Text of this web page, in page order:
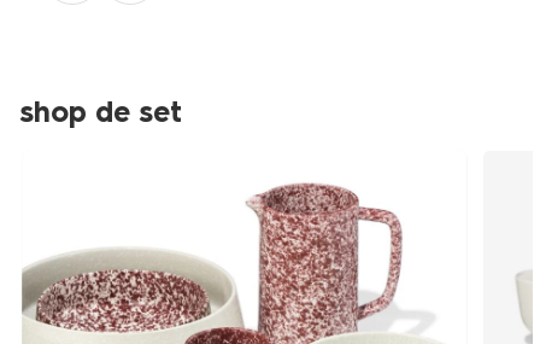
shop de set